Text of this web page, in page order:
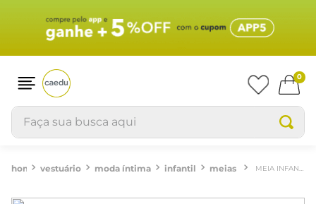
0
Faça sua busca aqui
vestuário moda íntima infantil meias